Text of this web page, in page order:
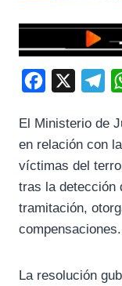
c
e
b
l
e
g
El Ministerio de
en relación con
víctimas del
tras la detección
tramitación,
compensaciones.
La resolución